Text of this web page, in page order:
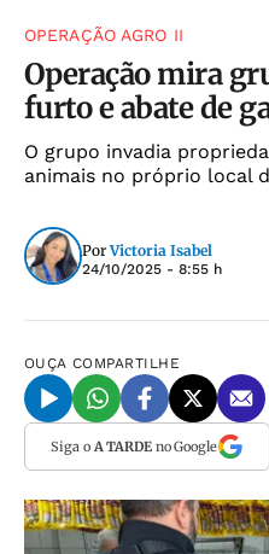
OPERAÇÃO AGRO II
Operação mira
furto e abate de
O grupo invadia
animais no próprio local
Por Victoria Isabel
24/10/2025 - 8:55 h
OUÇA COMPARTILHE
Siga o A TARDEno Google